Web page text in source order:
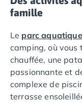
Camping
Camping Gruissan
Camping
Camping Sigean
Camping Gard
Camping Aigues-
Camping Grau-
famille
Le parc aquatique
camping, où vous
chauffée, une
passionnante et
complexe de
terrasse